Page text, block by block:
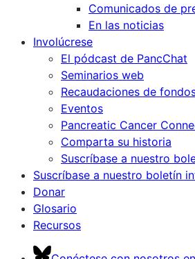
Comunicados de
En las noticias
Involúcrese
El pódcast de PancChat
Seminarios web
Recaudaciones de
Eventos
Pancreatic Cancer
Comparta su historia
Suscríbase a nuestro
Suscríbase a nuestro boletín
Donar
Glosario
Recursos